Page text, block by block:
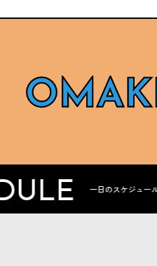
・ダ・ヴィンチさん。
鎌倉。大
一日のスケジュール 1